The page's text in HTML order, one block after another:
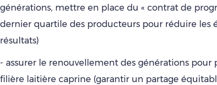
générations, mettre en place du « contrat de
dernier quartile des producteurs pour réduire les
résultats)
- assurer le renouvellement des générations pour
filière laitière caprine (garantir un partage